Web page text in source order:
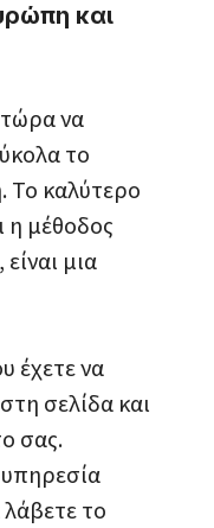
και
να
το
Το καλύτερο
η μέθοδος
μια
έχετε να
σελίδα και
σας.
το